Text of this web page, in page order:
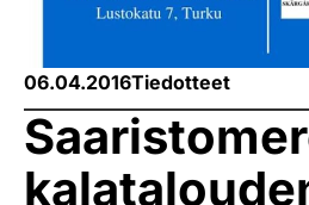
06.04.2016Tiedotteet